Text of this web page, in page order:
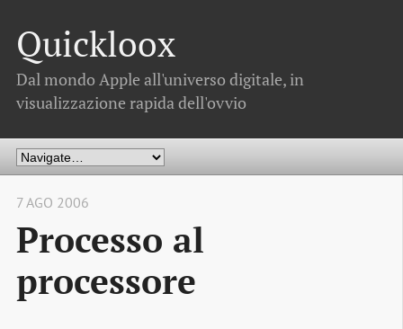
Quickloox
Dal mondo Apple all'universo digitale, in
visualizzazione rapida dell'ovvio
7 AGO 2006
Processo al
processore